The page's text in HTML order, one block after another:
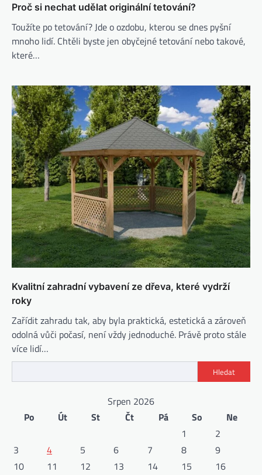
Proč si nechat udělat originální tetování?
Toužíte po tetování? Jde o ozdobu, kterou se dnes pyšní
mnoho lidí. Chtěli byste jen obyčejné tetování nebo takové,
které…
Kvalitní zahradní vybavení ze dřeva, které vydrží
roky
Zařídit zahradu tak, aby byla praktická, estetická a zároveň
odolná vůči počasí, není vždy jednoduché. Právě proto stále
více lidí…
Hledat
Srpen 2026
Po
Út St Čt Pá So
Ne
1
2
3
4 5 6 7 8
9
10
11 12 13 14 15
16